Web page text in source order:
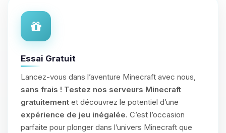
Essai Gratuit
Lancez-vous dans l’aventure Minecraft avec nous,
sans frais ! Testez nos serveurs Minecraft
gratuitement et découvrez le potentiel d’une
expérience de jeu inégalée. C’est l’occasion
parfaite pour plonger dans l’univers Minecraft que